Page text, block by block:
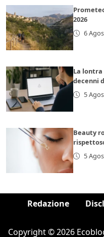
2026
6
La
decenni
5
Beauty
5
Redazione
Copyright © 2026